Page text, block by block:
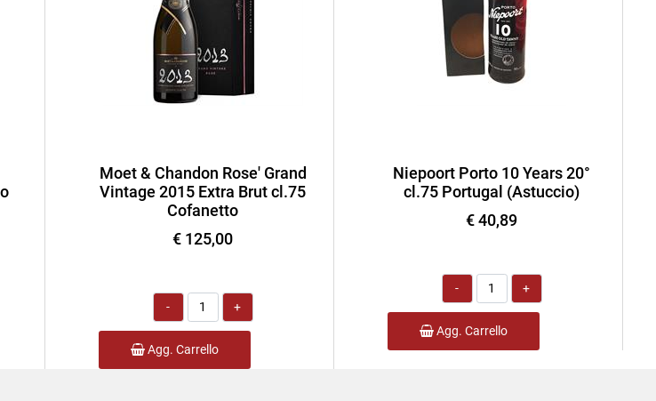
Moet & Chandon Rose' Grand
Vintage 2015 Extra Brut cl.75
Cofanetto
€ 125,00
Quantità
Agg. Carrello
Niepoort Porto 10 Years 20°
cl.75 Portugal (Astuccio)
€ 40,89
Quantità
Agg. Carrello